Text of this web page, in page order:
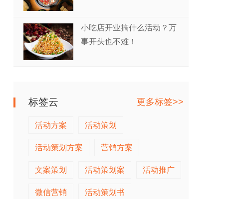
小吃店开业搞什么活动？万
事开头也不难！
标签云 更多标签>>
活动方案 活动策划
活动策划方案 营销方案
文案策划 活动策划案 活动推广
微信营销 活动策划书